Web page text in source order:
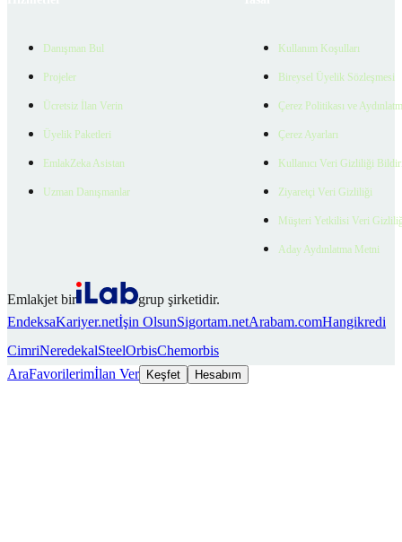
Danışman Bul
Projeler
Ücretsiz İlan Verin
Üyelik Paketleri
EmlakZeka Asistan
Uzman Danışmanlar
Kullanım Koşulları
Bireysel Üyelik Sözleşmesi
Çerez Politikası ve
Çerez Ayarları
Kullanıcı Veri Gizliliği
Ziyaretçi Veri Gizliliği
Müşteri Yetkilisi Veri
Aday Aydınlatma Metni
Emlakjet bir
grup şirketidir.
EndeksaKariyer.netİşin OlsunSigortam.netArabam.comHangikredi
CimriNeredekalSteelOrbisChemorbis
AraFavorilerimİlan Ver Keşfet Hesabım